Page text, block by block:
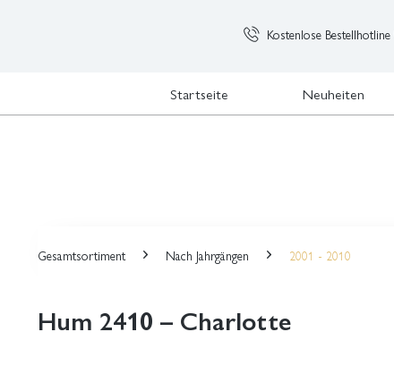
Kostenlose Bestellhotline
Startseite Neuheiten
Gesamtsortiment Nach Jahrgängen 2001 - 2010
Hum 2410 – Charlotte